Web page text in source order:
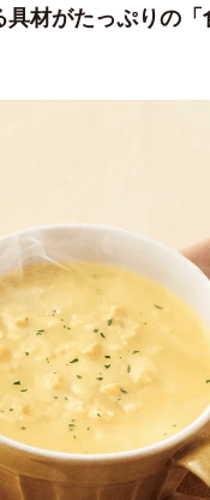
具材がたっぷりの